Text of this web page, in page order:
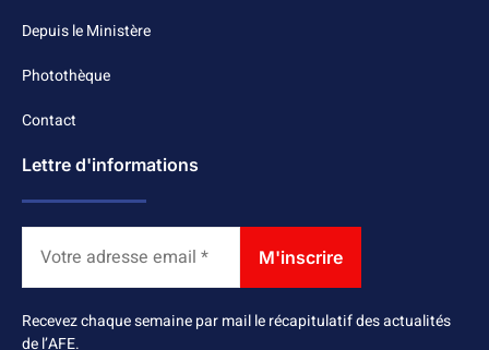
Depuis le Ministère
Photothèque
Contact
Lettre d'informations
Recevez chaque semaine par mail le récapitulatif des actualités
de l’AFE.